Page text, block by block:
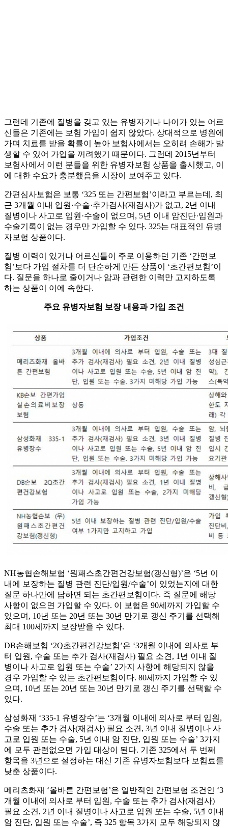
그런데 기존에 질병을 갖고 있는 유병자거나 나이가 있는 어르
신들은 기존에는 보험 가입이 쉽지 않았다. 상대적으로 병원에
가며 치료를 받을 확률이 높아 보험사에서는 오히려 손해가 발
생할 수 있어 가입을 꺼려했기 때문이다. 그런데 2015년부터
보험사에서 이런 분들을 위한 유병자보험 상품을 출시했고, 이
에 대한 수요가 충분했음을 시장이 보여주고 있다.
간편심사보험은 보통 ‘325 또는 간편보험’이라고 부르는데, 최
근 3개월 이내 입원·수술·추가검사(재검사)가 없고, 2년 이내
질병이나 사고로 입원·수술이 없으며, 5년 이내 암진단·입원과
수술기록이 없는 경우만 가입할 수 있다. 325는 대표적인 유병
자보험 상품이다.
질병 이력이 있거나 어르신들이 주로 이용하던 기존 ‘간편보
험’보다 가입 절차를 더 단순하게 만든 상품이 ‘초간편보험’이
다. 질문을 하나로 줄이거나 암과 관련한 이력만 고지하도록
하는 상품이 이에 속한다.
주요 유병자보험 보장 내용과 가입 조건
NH농협손해보험 ‘원패스초간편건강보험(갱신형)’은 ‘5년 이
내에 보장하는 질병 관련 진단/입원/수술’이 있었는지에 대한
질문 하나만에 답하면 되는 초간편보험이다. 즉 질문에 해당
사항이 없으면 가입할 수 있다. 이 보험은 90세까지 가입할 수
있으며, 10년 또는 20년 또는 30년 만기로 갱신 주기를 선택해
최대 100세까지 보장받을 수 있다.
DB손해보험 ‘2Q초간편건강보험’은 ‘3개월 이내에 의사로 부
터 입원, 수술 또는 추가 검사(재검사) 필요 소견, 1년 이내 질
병이나 사고로 입원 또는 수술’ 2가지 사항에 해당되지 않을
경우 가입할 수 있는 초간편보험이다. 80세까지 가입할 수 있
으며, 10년 또는 20년 또는 30년 만기로 갱신 주기를 선택할 수
있다.
삼성화재 ‘335-1 유병장수’는 ‘3개월 이내에 의사로 부터 입원,
수술 또는 추가 검사(재검사) 필요 소견, 3년 이내 질병이나 사
고로 입원 또는 수술, 5년 이내 암 진단, 입원 또는 수술’ 3가지
에 모두 관련없으면 가입 대상이 된다. 기존 325에서 두 번째
항목을 3년으로 설정하는 대신 기존 유병자보험보다 보험료를
낮춘 상품이다.
메리츠화재 ‘올바른 간편보험’은 일반적인 간편보험 조건인 ‘3
개월 이내에 의사로 부터 입원, 수술 또는 추가 검사(재검사)
필요 소견, 2년 이내 질병이나 사고로 입원 또는 수술, 5년 이내
암 진단, 입원 또는 수술’, 즉 325 항목 3가지 모두 해당되지 않